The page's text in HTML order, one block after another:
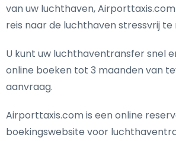
van uw luchthaven,
reis naar de luchthaven stressvrij te
U kunt uw luchthaventransfer snel
online boeken tot 3 maanden van
aanvraag.
Airporttaxis.com is een online
boekingswebsite voor